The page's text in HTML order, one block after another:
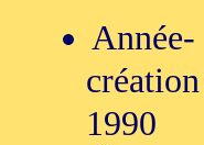
Année-
1990